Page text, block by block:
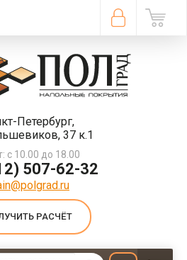
Петербург,
37 к.1
с 10.00 до 18.00
507-62-32
РАСЧЁТ